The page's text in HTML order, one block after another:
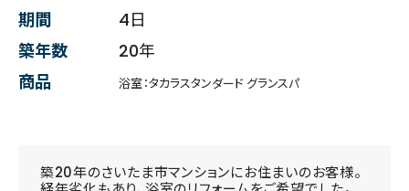
期間
4日
築年数
20年
商品
浴室：タカラスタンダード グランスパ
築20年のさいたま市マンションにお住まいのお客様。